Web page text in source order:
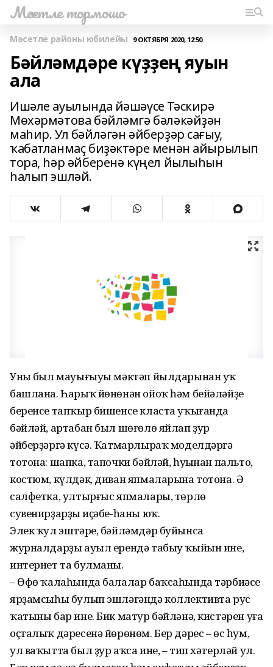
Мәсетле тормошо
Мәсетле районы юбилейы 9 ОКТЯБРЯ 2020, 12:50
Бәйләмдәре күҙҙең яуын
ала
Ишәле ауылында йәшәүсе Тәскирә
Мөхәрмәтова бәйләмгә бәләкәйҙән
маһир. Ул бәйләгән әйберҙәр сағыу,
ҡабатланмаҫ биҙәктәре менән айырылып
тора, һәр әйберенә күңел йылыһын
һалып эшләй.
Уның был мауығыуы мәктәп йылдарынан уҡ
башлана. Һарыҡ йөнөнән ойоҡ һәм бейәләйҙе
беренсе тапҡыр бишенсе класта уҡығанда
бәйләй, артабан был шөғөлө яйлап ҙур
әйберҙәргә күсә. Ҡатмарлыраҡ моделдәргә
тотона: шапка, тапочки бәйләй, һуңынан пальто,
костюм, күлдәк, диван япмаларына тотона. Ә
салфетка, ултырғыс япмалары, төрлө
сувенирҙарҙың иҫәбе-һаны юҡ.
Элек ҡул эштәре, бәйләмдәр буйынса
журналдарҙы ауыл ерендә табыу ҡыйын ине,
интернет та булманы.
– Өфө ҡалаһында балалар баҡсаһында тәрбиәсе
ярҙамсыһы булып эшләгәндә коллективта рус
ҡатыны бар ине. Бик матур бәйләнә, кистәрен уға
оҫталыҡ дәресенә йөрөнөм. Бер дәрес – өс һум,
ул ваҡытта был ҙур аҡса ине, – тип хәтерләй ул.